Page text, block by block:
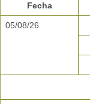
Fecha
05/08/26